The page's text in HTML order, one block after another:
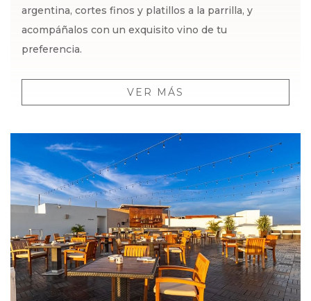
argentina, cortes finos y platillos a la parrilla, y
acompáñalos con un exquisito vino de tu
preferencia.
VER MÁS